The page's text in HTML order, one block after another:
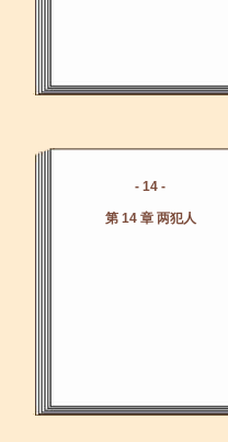
- 14 -
第 14 章 两犯人